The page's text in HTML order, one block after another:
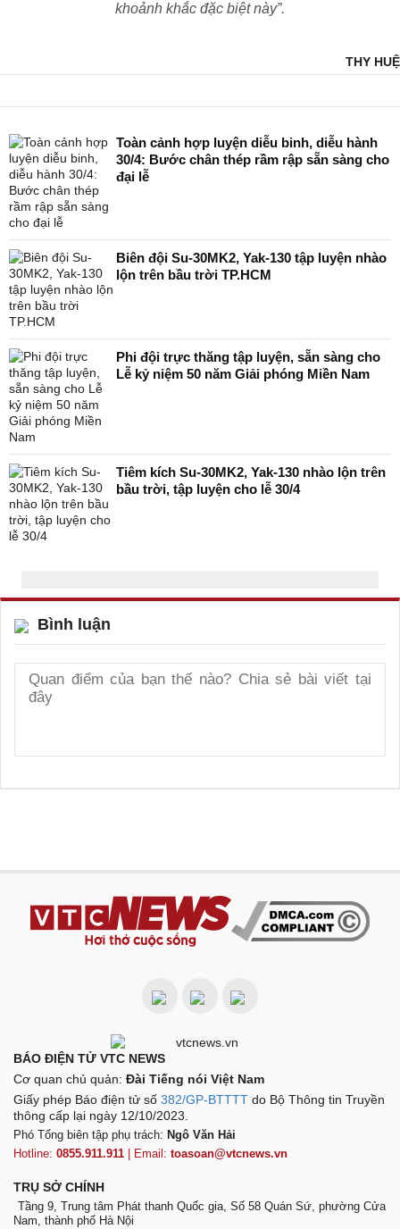
khoảnh khắc đặc biệt này”.
THY HUỆ
Toàn cảnh hợp luyện diễu binh, diễu hành
30/4: Bước chân thép rầm rập sẵn sàng cho
đại lễ
Biên đội Su-30MK2, Yak-130 tập luyện nhào
lộn trên bầu trời TP.HCM
Phi đội trực thăng tập luyện, sẵn sàng cho
Lễ kỷ niệm 50 năm Giải phóng Miền Nam
Tiêm kích Su-30MK2, Yak-130 nhào lộn trên
bầu trời, tập luyện cho lễ 30/4
Bình luận
BÁO ĐIỆN TỬ VTC NEWS
Cơ quan chủ quản: Đài Tiếng nói Việt Nam
Giấy phép Báo điện tử số 382/GP-BTTTT do Bộ Thông tin Truyền
thông cấp lại ngày 12/10/2023.
Phó Tổng biên tập phụ trách: Ngô Văn Hải
Hotline: 0855.911.911 | Email: toasoan@vtcnews.vn
TRỤ SỞ CHÍNH
Tầng 9, Trung tâm Phát thanh Quốc gia, Số 58 Quán Sứ, phường Cửa
Nam, thành phố Hà Nội